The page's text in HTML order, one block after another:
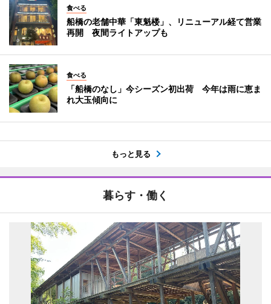
食べる
船橋の老舗中華「東魁楼」、リニューアル経て営業
再開 夜間ライトアップも
食べる
「船橋のなし」今シーズン初出荷 今年は雨に恵ま
れ大玉傾向に
もっと見る
暮らす・働く